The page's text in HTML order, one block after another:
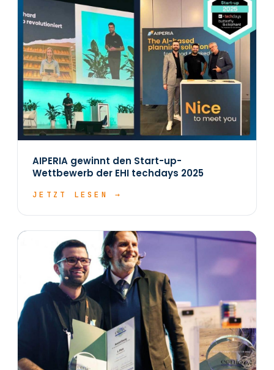
AIPERIA gewinnt den Start-up-
Wettbewerb der EHI techdays 2025
JETZT LESEN →